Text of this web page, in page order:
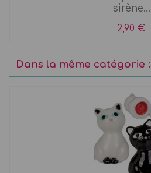
sirène...
2,90 €
Dans la même catégorie :